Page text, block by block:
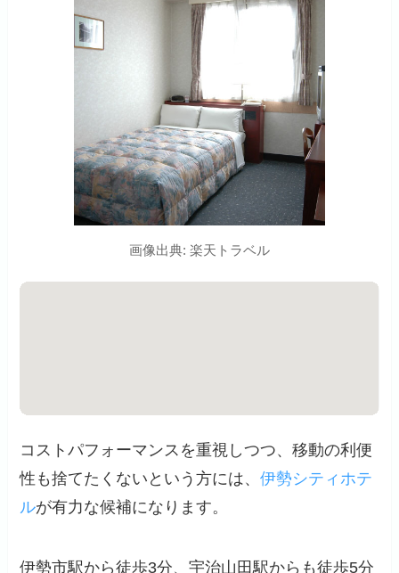
画像出典: 楽天トラベル
コストパフォーマンスを重視しつつ、移動の利便
性も捨てたくないという方には、伊勢シティホテ
ルが有力な候補になります。
伊勢市駅から徒歩3分、宇治山田駅からも徒歩5分